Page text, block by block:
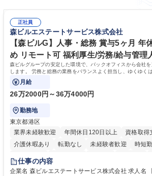
正社員
森ビルエステートサービス株式会社
【森ビルG】人事・総務 賞与5ヶ月 年
め リモート可 福利厚生/労務/給与管理
森ビルグループの安定した環境で、バックオフィスから会社
します。 労務と総務の業務をバランスよく担当し、ゆくゆく
にも挑戦できる、やりがいある環境です。
月給
26万2000円～36万4000円
勤務地
東京都港区
業界未経験歓迎
年間休日120日以上
資格取得
介護休暇あり
転勤なし 未経験者歓迎
時短
経験者歓迎
完全週休2日制
交通費支給 長期歓迎 駅近5
仕事の内容
企業名 森ビルエステートサービス株式会社 求人名 【森ビルG】人事・総